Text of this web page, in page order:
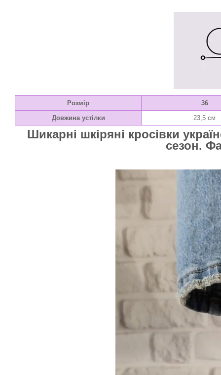
Розмір
36
Довжина устілки
23,5 см
Шикарні шкіряні кросівки
сезон.